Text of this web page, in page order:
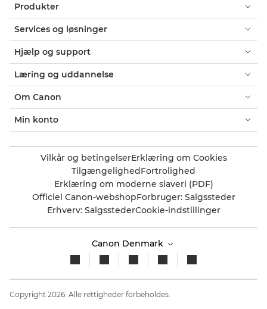
Produkter
Services og løsninger
Hjælp og support
Læring og uddannelse
Om Canon
Min konto
Vilkår og betingelserErklæring om Cookies
TilgængelighedFortrolighed
Erklæring om moderne slaveri (PDF)
Officiel Canon-webshopForbruger: Salgssteder
Erhverv: SalgsstederCookie-indstillinger
Canon Denmark
Copyright 2026. Alle rettigheder forbeholdes.